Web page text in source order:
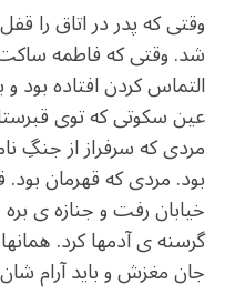
وقتی که پدر در اتاق را
شد. وقتی که فاطمه
التماس کردن افتاده
عین سکوتی که توی
مردی که سرفراز از
بود. مردی که قهرمان
خیابان رفت و جنازه ی
گرسنه ی آدمها کرد.
جان مغزش و باید آرام